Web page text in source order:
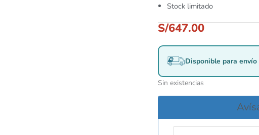
Stock limitado
S/647.00
Disponible para
Sin existencias